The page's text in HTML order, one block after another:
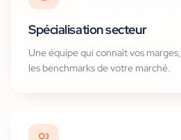
Spécialisation secteur
Une équipe qui connaît vos
les benchmarks de votre marché.